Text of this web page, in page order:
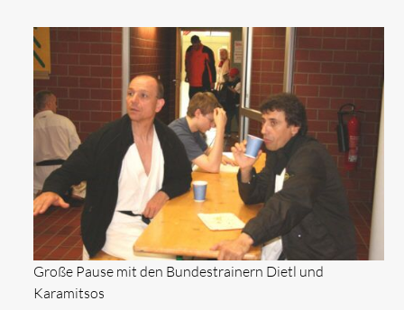
Große Pause mit den Bundestrainern Dietl und
Karamitsos